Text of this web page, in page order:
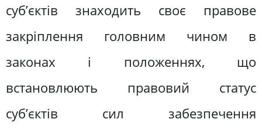
суб’єктів знаходить своє правове
закріплення головним чином в
законах і положеннях, що
встановлюють правовий статус
суб’єктів сил забезпечення